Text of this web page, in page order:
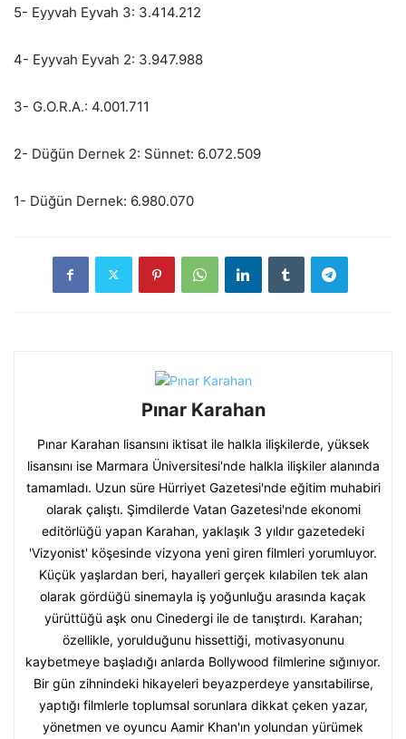
5- Eyyvah Eyvah 3: 3.414.212
4- Eyyvah Eyvah 2: 3.947.988
3- G.O.R.A.: 4.001.711
2- Düğün Dernek 2: Sünnet: 6.072.509
1- Düğün Dernek: 6.980.070
Pınar Karahan
Pınar Karahan lisansını iktisat ile halkla ilişkilerde, yüksek
lisansını ise Marmara Üniversitesi'nde halkla ilişkiler alanında
tamamladı. Uzun süre Hürriyet Gazetesi'nde eğitim muhabiri
olarak çalıştı. Şimdilerde Vatan Gazetesi'nde ekonomi
editörlüğü yapan Karahan, yaklaşık 3 yıldır gazetedeki
'Vizyonist' köşesinde vizyona yeni giren filmleri yorumluyor.
Küçük yaşlardan beri, hayalleri gerçek kılabilen tek alan
olarak gördüğü sinemayla iş yoğunluğu arasında kaçak
yürüttüğü aşk onu Cinedergi ile de tanıştırdı. Karahan;
özellikle, yorulduğunu hissettiği, motivasyonunu
kaybetmeye başladığı anlarda Bollywood filmlerine sığınıyor.
Bir gün zihnindeki hikayeleri beyazperdeye yansıtabilirse,
yaptığı filmlerle toplumsal sorunlara dikkat çeken yazar,
yönetmen ve oyuncu Aamir Khan'ın yolundan yürümek